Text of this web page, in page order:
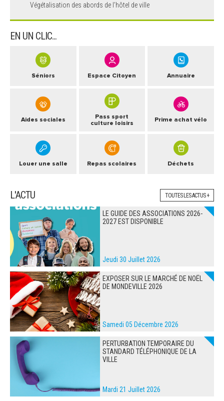
Végétalisation des abords de l’hôtel de ville
EN UN CLIC...
Séniors Espace Citoyen Annuaire
Aides sociales
Pass sport
culture loisirs
Prime achat vélo
Louer une salle Repas scolaires Déchets
L'ACTU TOUTES LES ACTUS +
LE GUIDE DES ASSOCIATIONS 2026-
2027 EST DISPONIBLE
Jeudi 30 Juillet 2026
EXPOSER SUR LE MARCHÉ DE NOËL
DE MONDEVILLE 2026
Samedi 05 Décembre 2026
PERTURBATION TEMPORAIRE DU
STANDARD TÉLÉPHONIQUE DE LA
VILLE
Mardi 21 Juillet 2026